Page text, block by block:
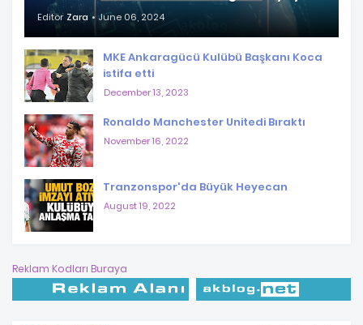
Editör Zara June 06, 2024
MKE Ankaragücü Kulübü Başkanı Koca
istifa etti
December 13, 2023
Ronaldo Manchester Unitedi Bıraktı
November 16, 2022
Tranzonspor'da Büyük Heyecan
August 19, 2022
Reklam Kodları Buraya